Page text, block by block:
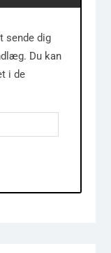
sende dig
Du kan
i de